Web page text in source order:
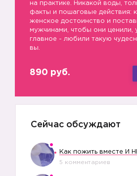
на практике. Никакой воды,
факты и пошаговые действия:
женское достоинство и
мужчинами, чтобы они ценили,
главное - любили такую
вы.
890 руб.
Сейчас обсуждают
5 комментариев